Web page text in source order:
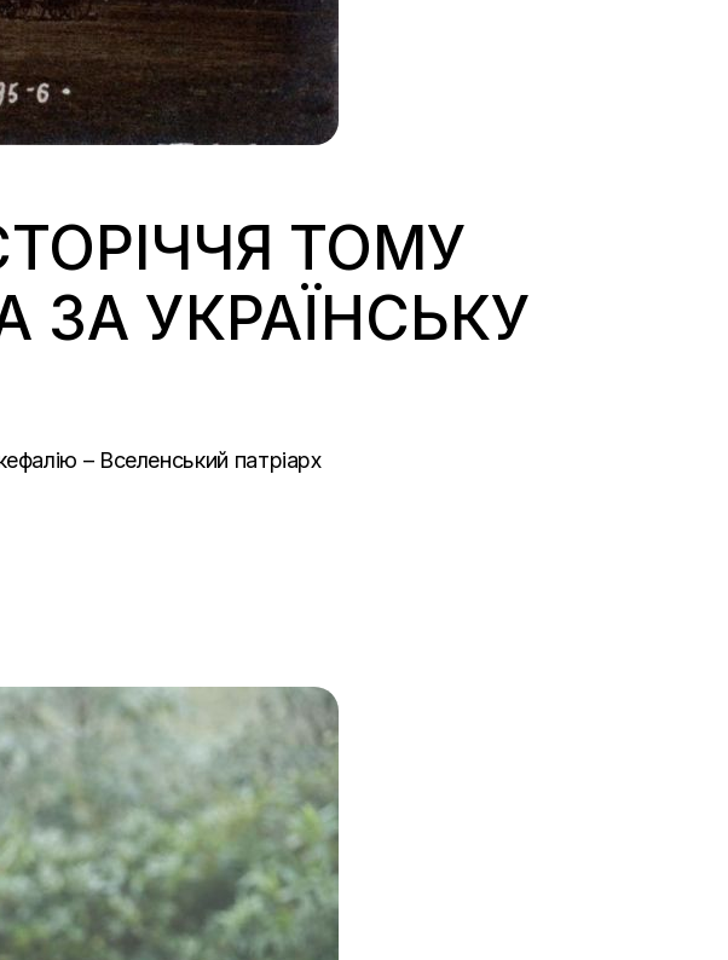
ТОМУ
УКРАЇНСЬКУ
– Вселенський патріарх